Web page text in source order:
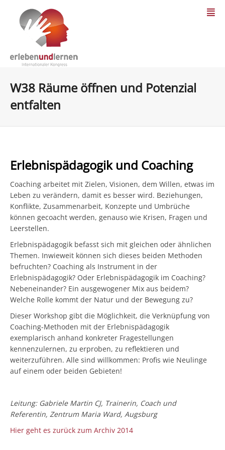
W38 Räume öffnen und Potenzial
entfalten
Erlebnispädagogik und Coaching
Coaching arbeitet mit Zielen, Visionen, dem Willen, etwas im
Leben zu verändern, damit es besser wird. Beziehungen,
Konflikte, Zusammenarbeit, Konzepte und Umbrüche
können gecoacht werden, genauso wie Krisen, Fragen und
Leerstellen.
Erlebnispädagogik befasst sich mit gleichen oder ähnlichen
Themen. Inwieweit können sich dieses beiden Methoden
befruchten? Coaching als Instrument in der
Erlebnispädagogik? Oder Erlebnispädagogik im Coaching?
Nebeneinander? Ein ausgewogener Mix aus beidem?
Welche Rolle kommt der Natur und der Bewegung zu?
Dieser Workshop gibt die Möglichkeit, die Verknüpfung von
Coaching-Methoden mit der Erlebnispädagogik
exemplarisch anhand konkreter Fragestellungen
kennenzulernen, zu erproben, zu reflektieren und
weiterzuführen. Alle sind willkommen: Profis wie Neulinge
auf einem oder beiden Gebieten!
Leitung: Gabriele Martin CJ, Trainerin, Coach und
Referentin, Zentrum Maria Ward, Augsburg
Hier geht es zurück zum Archiv 2014